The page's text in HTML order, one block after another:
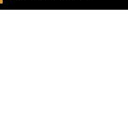
themeluar në vitin